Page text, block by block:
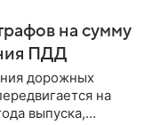
на сумму
ПДД
дорожных
на
выпуска,